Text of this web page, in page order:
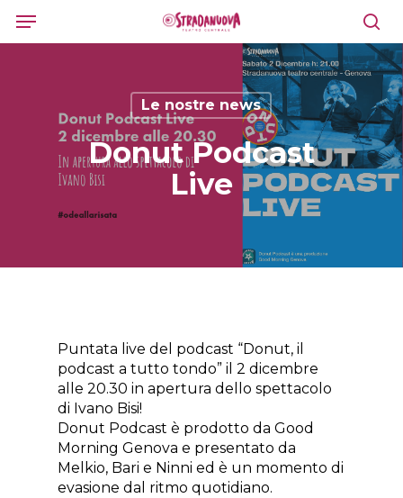
main
Menu
Le nostre news
Donut Podcast
Live
Puntata live del podcast “Donut, il
podcast a tutto tondo” il 2 dicembre
alle 20.30 in apertura dello spettacolo
di Ivano Bisi!
Donut Podcast è prodotto da Good
Morning Genova e presentato da
Melkio, Bari e Ninni ed è un momento di
evasione dal ritmo quotidiano.